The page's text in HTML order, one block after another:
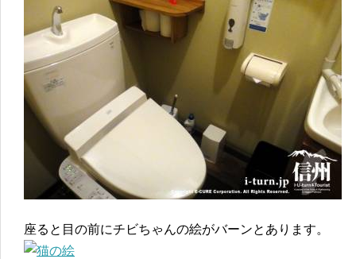
座ると目の前にチビちゃんの絵がバーンとあります。